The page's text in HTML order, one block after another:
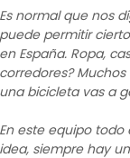
Es normal que nos
puede permitir
en España. Ropa,
corredores?
una bicicleta vas a
En este equipo
idea, siempre hay